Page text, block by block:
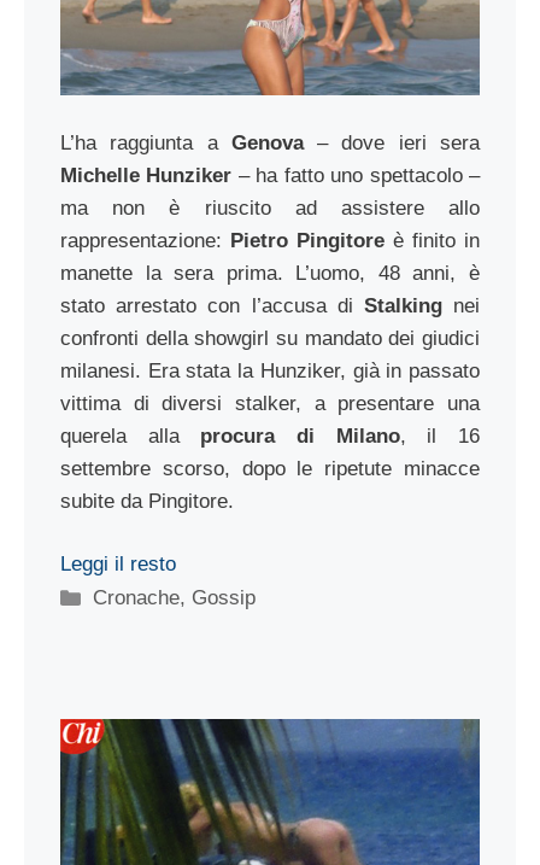
L’ha raggiunta a Genova– dove ieri sera
Michelle Hunziker – ha fatto uno spettacolo –
ma non è riuscito ad assistere allo
rappresentazione: Pietro Pingitore è finito in
manette la sera prima. L’uomo, 48 anni, è
stato arrestato con l’accusa di Stalking nei
confronti della showgirl su mandato dei giudici
milanesi. Era stata la Hunziker, già in passato
vittima di diversi stalker, a presentare una
querela alla procura di Milano, il 16
settembre scorso, dopo le ripetute minacce
subite da Pingitore.
Leggi il resto
Categorie
Cronache, Gossip